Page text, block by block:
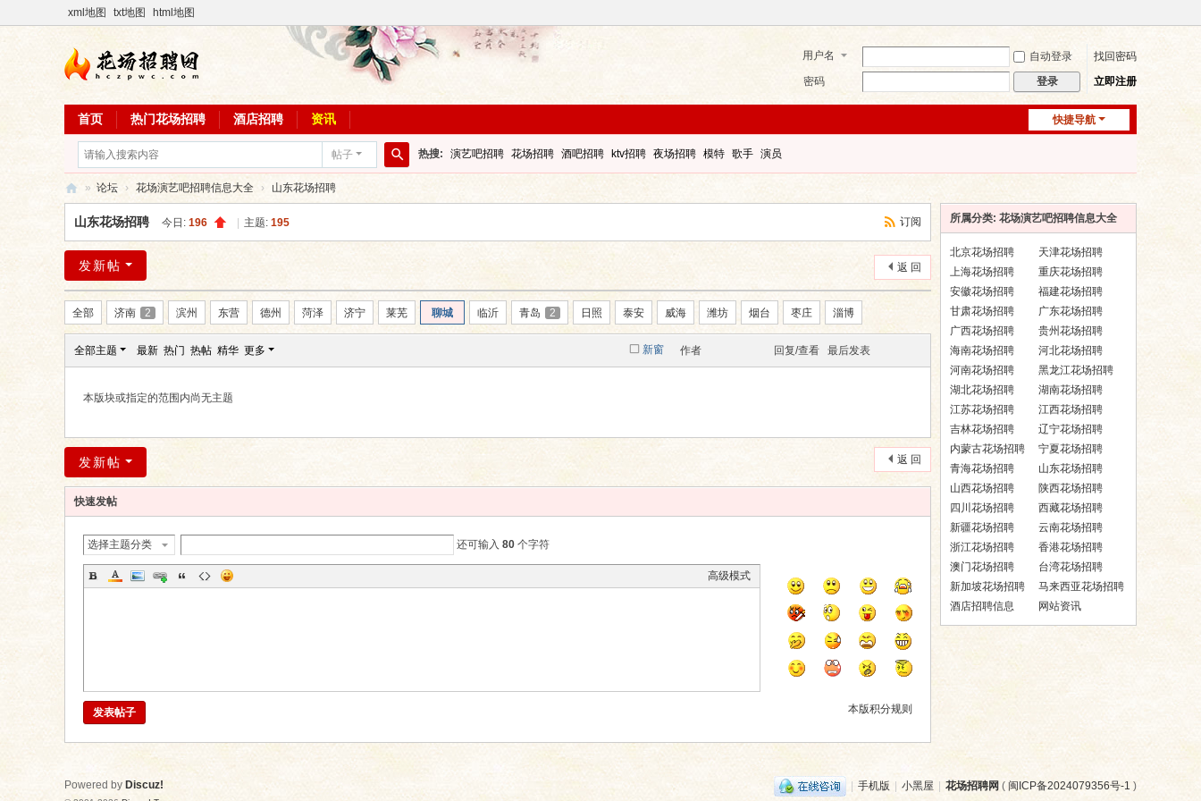
xml地图 txt地图 html地图
用户名 自动登录
找回密码
密码
登录 立即注册
快捷导航
首页 热门花场招聘 酒店招聘 资讯
帖子
索
热搜: 演艺吧招聘 花场招聘 酒吧招聘 ktv招聘 夜场招聘 模特 歌手 演员
场
聘
网
» 论坛 › 花场演艺吧招聘信息大全 › 山东花场招聘
订阅
山东花场招聘 今日: 196 主题: 195
返 回
发新帖
全部 济南 2 滨州 东营 德州 菏泽 济宁 莱芜 聊城 临沂 青岛 2 日照 泰安 威海 潍坊 烟台 枣庄 淄博
新窗
全部主题 最新 热门 热帖 精华 更多 作者 回复/查看 最后发表
本版块或指定的范围内尚无主题
返 回
发新帖
快速发帖
选择主题分类 还可输入 80 个字符
高级模式
本版积分规则
发表帖子
所属分类: 花场演艺吧招聘信息大全
北京花场招聘
天津花场招聘
上海花场招聘
重庆花场招聘
安徽花场招聘
福建花场招聘
甘肃花场招聘
广东花场招聘
广西花场招聘
贵州花场招聘
海南花场招聘
河北花场招聘
河南花场招聘
黑龙江花场招聘
湖北花场招聘
湖南花场招聘
江苏花场招聘
江西花场招聘
吉林花场招聘
辽宁花场招聘
内蒙古花场招聘
宁夏花场招聘
青海花场招聘
山东花场招聘
山西花场招聘
陕西花场招聘
四川花场招聘
西藏花场招聘
新疆花场招聘
云南花场招聘
浙江花场招聘
香港花场招聘
澳门花场招聘
台湾花场招聘
新加坡花场招聘
马来西亚花场招聘
酒店招聘信息
网站资讯
| 手机版 | 小黑屋 | 花场招聘网 ( 闽ICP备2024079356号-1 )
Powered by Discuz!